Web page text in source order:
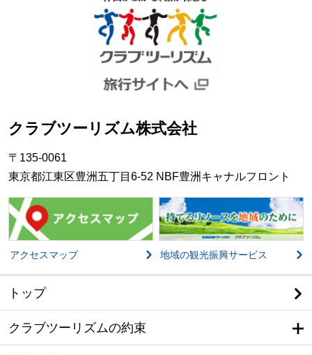
クラブツーリズム株式会社
〒135-0061
東京都江東区豊洲五丁目6-52 NBF豊洲キャナルフロント
アクセスマップ 地域の観光振興サービス
トップ
クラブツーリズムの約束